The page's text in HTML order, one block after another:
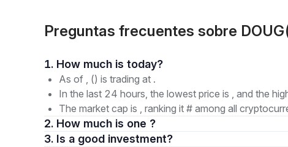
Preguntas frecuentes sobre
1. How much is today?
As of , () is trading at .
In the last 24 hours, the lowest price is , and the
The market cap is , ranking it # among all
2. How much is one ?
3. Is a good investment?